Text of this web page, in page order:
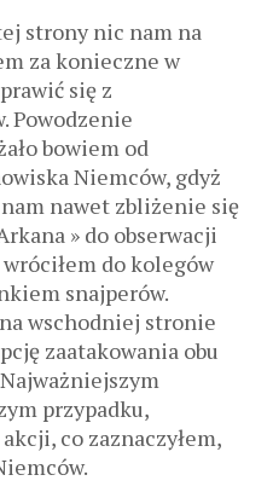
strony nic nam na
za konieczne w
się z
Powodzenie
bowiem od
Niemców, gdyż
nawet zbliżenie się
» do obserwacji
do kolegów
snajperów.
wschodniej stronie
zaatakowania obu
przypadku,
co zaznaczyłem,